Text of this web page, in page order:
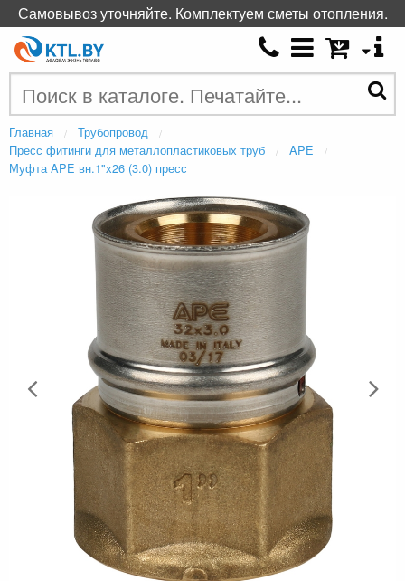
Главная
Трубопровод
Пресс фитинги для металлопластиковых труб
APE
Муфта APE вн.1"х26 (3.0) пресс
Самовывоз уточняйте. Комплектуем сметы отопления.